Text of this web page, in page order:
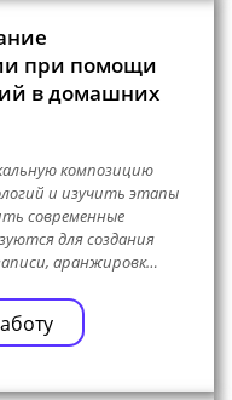
при помощи
в домашних
композицию
и изучить этапы
современные
для создания
аранжировк…